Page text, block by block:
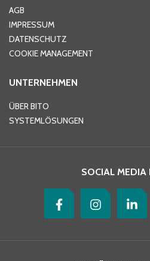
Telefon
AGB
IMPRESSUM
DATENSCHUTZ
COOKIE MANAGEMENT
UNTERNEHMEN
ÜBER BITO
SYSTEMLÖSUNGEN
SOCIAL MEDIA